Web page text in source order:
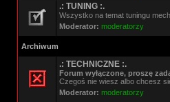
.: TUNING :.
Wszystko na temat tuningu
Moderator: moderatorzy
Archiwum
.: TECHNICZNE :.
Forum wyłączone, proszę
Czegoś nie wiesz albo chcesz
Moderator: moderatorzy